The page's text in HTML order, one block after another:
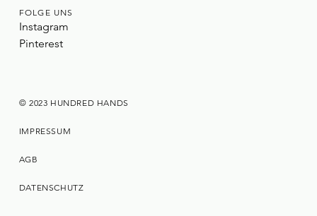
FOLGE UNS
Instagram
Pinterest
© 2023 HUNDRED HANDS
IMPRESSUM
AGB
DATENSCHUTZ